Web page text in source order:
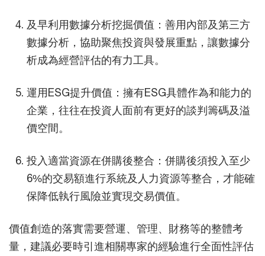
及早利用數據分析挖掘價值：善用內部及第三方
數據分析，協助聚焦投資與發展重點，讓數據分
析成為經營評估的有力工具。
運用ESG提升價值：擁有ESG具體作為和能力的
企業，往往在投資人面前有更好的談判籌碼及溢
價空間。
投入適當資源在併購後整合：併購後須投入至少
6%的交易額進行系統及人力資源等整合，才能確
保降低執行風險並實現交易價值。
價值創造的落實需要營運、管理、財務等的整體考
量，建議必要時引進相關專家的經驗進行全面性評估